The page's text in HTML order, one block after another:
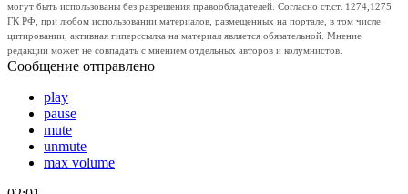
могут быть использованы без разрешения правообладателей. Согласно ст.ст. 1274,1275
ГК РФ, при любом использовании материалов, размещенных на портале, в том числе
цитировании, активная гиперссылка на материал является обязательной. Мнение
редакции может не совпадать с мнением отдельных авторов и колумнистов.
Сообщение отправлено
play
pause
mute
unmute
max volume